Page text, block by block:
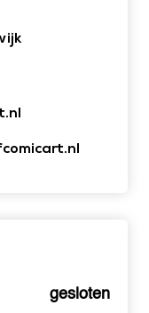
gesloten